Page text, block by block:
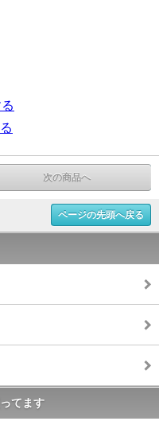
次の商品へ
ページの先頭へ戻る
てます